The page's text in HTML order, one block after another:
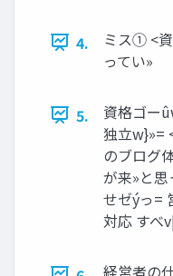
4.
ミス① <
ってい»
5.
資格ゴー
独⽴w}»=
のブログ
が来»と
せゼýっ
対応 すべ
経営者の